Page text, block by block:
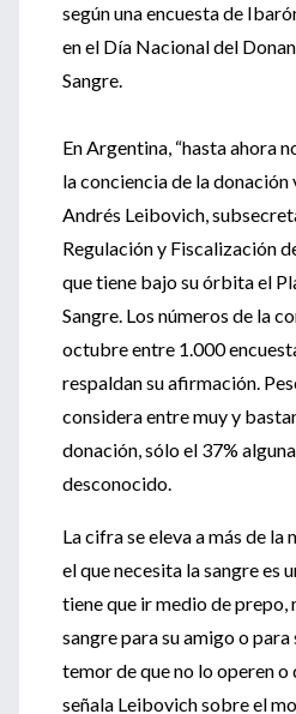
según una encuesta de
en el Día Nacional del
Sangre.
En Argentina, “hasta ahora
la conciencia de la donación
Andrés Leibovich,
Regulación y Fiscalización
que tiene bajo su órbita el
Sangre. Los números de la
octubre entre 1.000
respaldan su afirmación.
considera entre muy y
donación, sólo el 37%
desconocido.
La cifra se eleva a más de
el que necesita la sangre es
tiene que ir medio de prepo,
sangre para su amigo o
temor de que no lo operen o
señala Leibovich sobre el